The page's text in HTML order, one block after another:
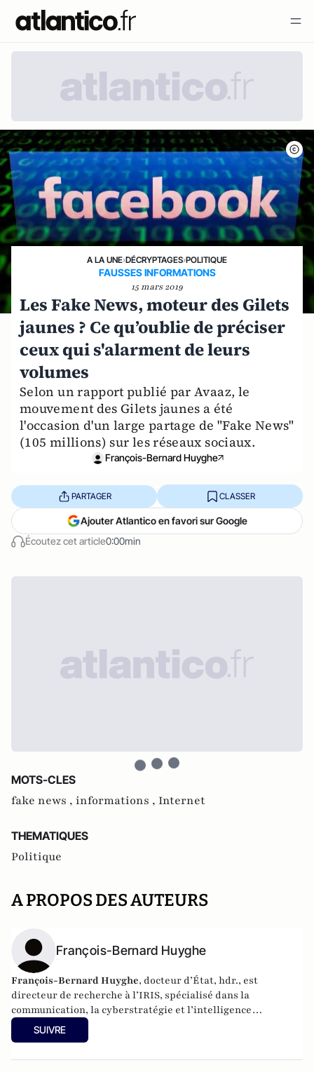
A LA UNE›DÉCRYPTAGES›POLITIQUE
FAUSSES INFORMATIONS
15 mars 2019
Les Fake News, moteur des Gilets
jaunes ? Ce qu’oublie de préciser
ceux qui s'alarment de leurs
volumes
Selon un rapport publié par Avaaz, le
mouvement des Gilets jaunes a été
l'occasion d'un large partage de "Fake News"
(105 millions) sur les réseaux sociaux.
François-Bernard Huyghe
Écoutez cet article0:00min
PARTAGER CLASSER
Ajouter Atlantico en favori sur Google
MOTS-CLES
fake news , informations , Internet
THEMATIQUES
Politique
A PROPOS DES AUTEURS
François-Bernard Huyghe
François-Bernard Huyghe, docteur d’État, hdr., est
directeur de recherche à l’IRIS, spécialisé dans la
communication, la cyberstratégie et l’intelligence
économique, derniers livres : « L’art de la guerre
idéologique » (le Cerf 2021) et « Fake news Manip, infox et
SUIVRE